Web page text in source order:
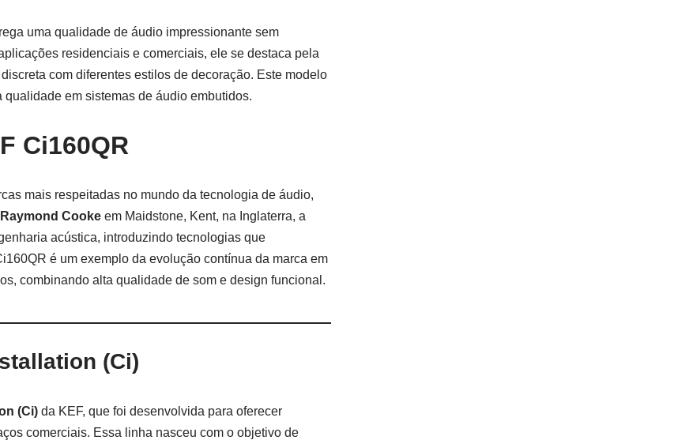
uma qualidade de áudio impressionante sem
residenciais e comerciais, ele se destaca pela
com diferentes estilos de decoração. Este modelo
em sistemas de áudio embutidos.
Ci160QR
mais respeitadas no mundo da tecnologia de áudio,
Raymond Cooke em Maidstone, Kent, na Inglaterra, a
acústica, introduzindo tecnologias que
é um exemplo da evolução contínua da marca em
combinando alta qualidade de som e design funcional.
(Ci)
(Ci) da KEF, que foi desenvolvida para oferecer
comerciais. Essa linha nasceu com o objetivo de